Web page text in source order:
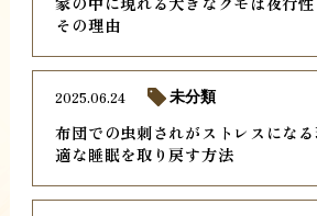
その理由
布団での虫刺されがストレスにな
適な睡眠を取り戻す方法
2025.06.24 未分類